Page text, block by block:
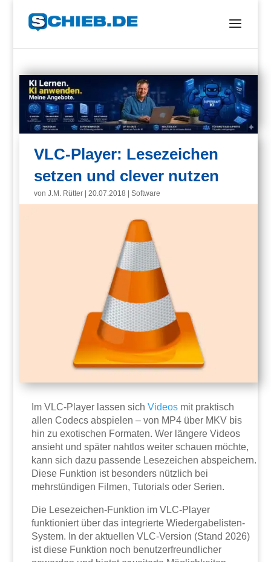
VLC-Player: Lesezeichen
setzen und clever nutzen
vonJ.M. Rütter |20.07.2018 |Software
Im VLC-Player lassen sichVideos mit praktisch
allen Codecs abspielen – von MP4 über MKV bis
hin zu exotischen Formaten. Wer längere Videos
ansieht und später nahtlos weiter schauen möchte,
kann sich dazu passende Lesezeichen abspeichern.
Diese Funktion ist besonders nützlich bei
mehrstündigen Filmen, Tutorials oder Serien.
Die Lesezeichen-Funktion im VLC-Player
funktioniert über das integrierte Wiedergabelisten-
System. In der aktuellen VLC-Version (Stand 2026)
ist diese Funktion noch benutzerfreundlicher